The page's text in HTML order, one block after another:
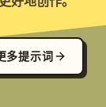
多提示词